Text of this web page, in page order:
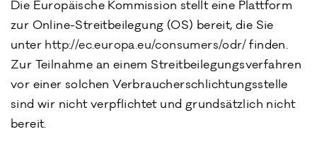
Die Europäische Kommission stellt eine Plattform
zur Online-Streitbeilegung (OS) bereit, die Sie
unter http://ec.europa.eu/consumers/odr/ finden.
Zur Teilnahme an einem Streitbeilegungsverfahren
vor einer solchen Verbraucherschlichtungsstelle
sind wir nicht verpflichtet und grundsätzlich nicht
bereit.